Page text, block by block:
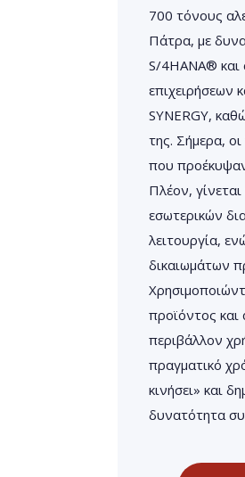
700 τόνους
Πάτρα, με
S/4HANA® και
επιχειρήσεων
SYNERGY,
της. Σήμερα,
που
Πλέον,
εσωτερικών
λειτουργία,
δικαιωμάτων
προϊόντος και
περιβάλλον
πραγματικό
κινήσει» και
δυνατότητα